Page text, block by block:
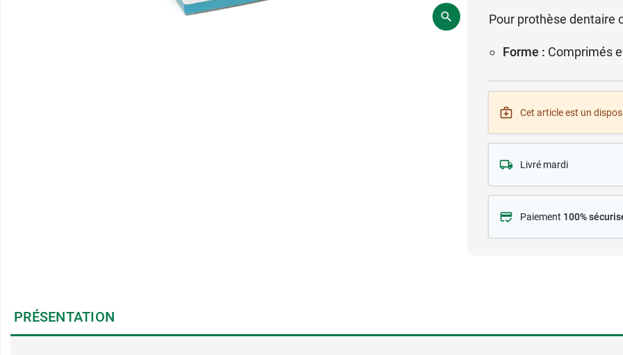
Pour prothèse dentaire
Forme : Comprimés
Cet article est un
Livré mardi
Paiement 100%
PRÉSENTATION